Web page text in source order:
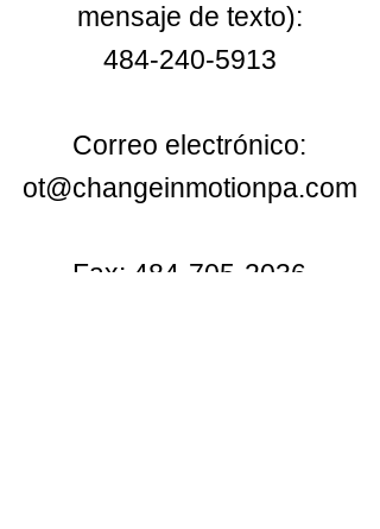
mensaje de texto):
484-240-5913
Correo electrónico:
ot@changeinmotionpa.com
Fax: 484-705-2036